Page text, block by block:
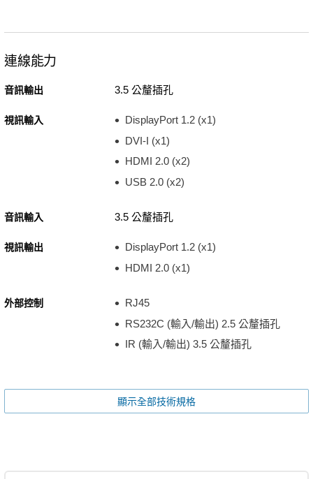
連線能力
音訊輸出 3.5 公釐插孔
視訊輸入
DisplayPort 1.2 (x1)
DVI-I (x1)
HDMI 2.0 (x2)
USB 2.0 (x2)
音訊輸入 3.5 公釐插孔
視訊輸出
DisplayPort 1.2 (x1)
HDMI 2.0 (x1)
外部控制
RJ45
RS232C (輸入/輸出) 2.5 公釐插孔
IR (輸入/輸出) 3.5 公釐插孔
顯示全部技術規格